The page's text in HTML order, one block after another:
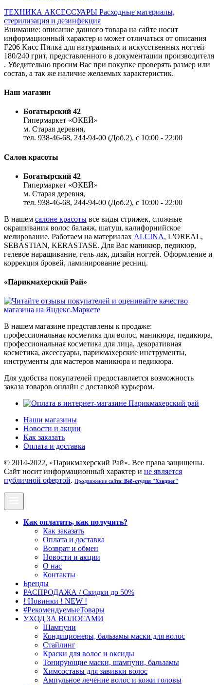
ТЕХНИКА АКСЕССУАРЫ Расходные материалы,
стерилизация и дезинфекция
Внимание: описание данного товара на сайте носит
информационный характер и может отличаться от описания
F206 Кисс Пилка для натуральных и искусственных ногтей
180/240 грит, представленного в документации производителя
. Убедительно просим Вас при покупке проверять размер или
состав, а так же наличие желаемых характеристик.
Наш магазин
Богатырский 42
Гипермаркет «ОКЕЙ»
м. Старая деревня,
тел. 938-46-68, 244-94-00 (Доб.2), c 10:00 - 22:00
Салон красоты
Богатырский 42
Гипермаркет «ОКЕЙ»
м. Старая деревня,
тел. 938-46-68, 244-94-00 (Доб.2), c 10:00 - 22:00
В нашем салоне красоты все виды стрижек, сложные
окрашивания волос балаяж, шатуш, калифорнийское
мелирование. Работаем на материалах ALCINA, L'OREAL,
SEBASTIAN, KERASTASE. Для Вас маникюр, педикюр,
гелевое наращивание, гель-лак, дизайн ногтей. Оформление и
коррекция бровей, ламинирование ресниц.
«Парикмахерский Рай»
В нашем магазине представлены к продаже:
профессиональная косметика для волос, маникюра, педикюра,
профессиональная косметика для лица, декоративная
косметика, аксессуары, парикмахерские инструменты,
инструменты для мастеров маникюра и педикюра.
Для удобства покупателей предоставляется возможность
заказа товаров онлайн с доставкой курьером.
Наши магазины
Новости и акции
Как заказать
Оплата и доставка
© 2014-2022, «Парикмахерский Рай». Все права защищены.
Cайт носит информационный характер и не является
публичной офертой. Продвижение сайта: Веб-студия "Хэндрег"
Как оплатить, как получить?
Как заказать
Оплата и доставка
Возврат и обмен
Новости и акции
О нас
Контакты
Бренды
РАСПРОДАЖА / Скидки до 50%
! Новинки ! NEW !
#РекомендуемыеТовары
УХОД ЗА ВОЛОСАМИ
Шампуни
Кондиционеры, бальзамы маски для волос
Стайлинг
Краски для волос и оксиды
Тонирующие маски, шампуни, бальзамы
Химсоставы для завивки волос
Ампульное лечение волос и кожи головы